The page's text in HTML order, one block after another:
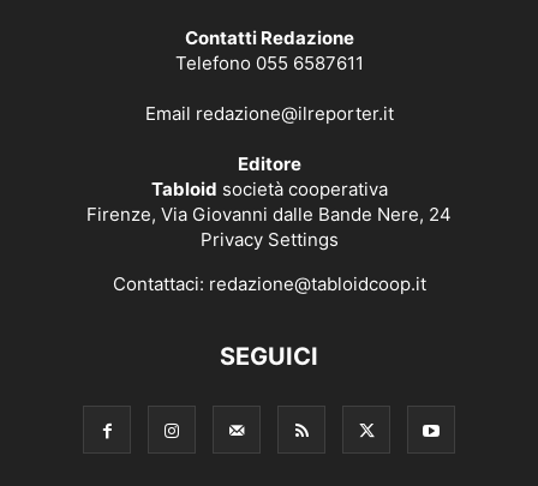
Contatti Redazione
Telefono 055 6587611
Email redazione@ilreporter.it
Editore
Tabloid società cooperativa
Firenze, Via Giovanni dalle Bande Nere, 24
Privacy Settings
Contattaci: redazione@tabloidcoop.it
SEGUICI